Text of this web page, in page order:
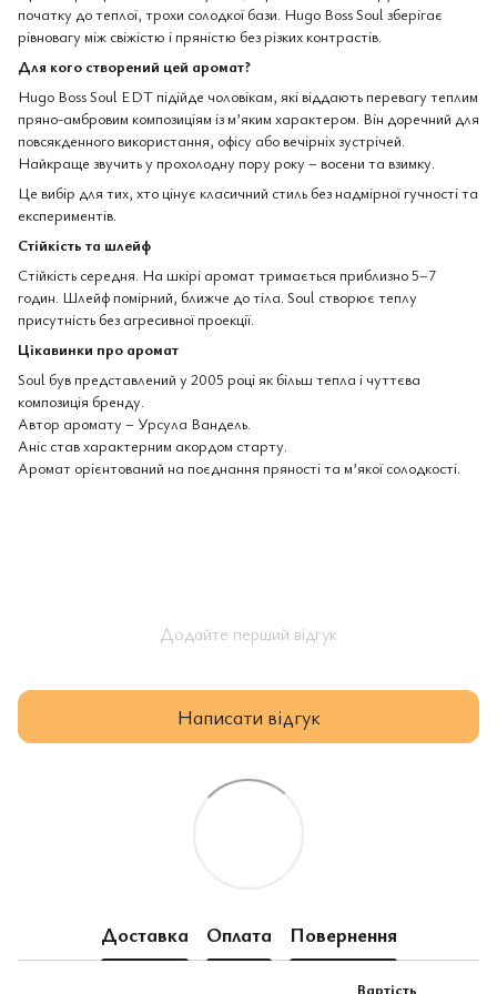
початку до теплої, трохи солодкої бази. Hugo Boss Soul зберігає
рівновагу між свіжістю і пряністю без різких контрастів.
Для кого створений цей аромат?
Hugo Boss Soul EDT підійде чоловікам, які віддають перевагу теплим
пряно-амбровим композиціям із м’яким характером. Він доречний для
повсякденного використання, офісу або вечірніх зустрічей.
Найкраще звучить у прохолодну пору року – восени та взимку.
Це вибір для тих, хто цінує класичний стиль без надмірної гучності та
експериментів.
Стійкість та шлейф
Стійкість середня. На шкірі аромат тримається приблизно 5–7
годин. Шлейф помірний, ближче до тіла. Soul створює теплу
присутність без агресивної проекції.
Цікавинки про аромат
Soul був представлений у 2005 році як більш тепла і чуттєва
композиція бренду.
Автор аромату – Урсула Вандель.
Аніс став характерним акордом старту.
Аромат орієнтований на поєднання пряності та м’якої солодкості.
Додайте перший відгук
Написати відгук
Доставка Оплата Повернення
Вартість